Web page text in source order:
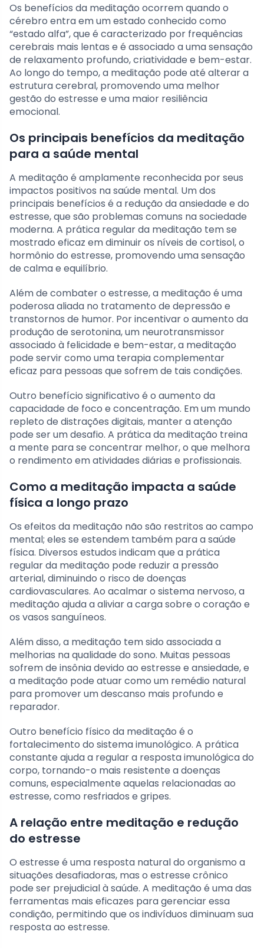
Os benefícios da meditação ocorrem quando o
cérebro entra em um estado conhecido como
“estado alfa”, que é caracterizado por frequências
cerebrais mais lentas e é associado a uma sensação
de relaxamento profundo, criatividade e bem-estar.
Ao longo do tempo, a meditação pode até alterar a
estrutura cerebral, promovendo uma melhor
gestão do estresse e uma maior resiliência
emocional.
Os principais benefícios da meditação
para a saúde mental
A meditação é amplamente reconhecida por seus
impactos positivos na saúde mental. Um dos
principais benefícios é a redução da ansiedade e do
estresse, que são problemas comuns na sociedade
moderna. A prática regular da meditação tem se
mostrado eficaz em diminuir os níveis de cortisol, o
hormônio do estresse, promovendo uma sensação
de calma e equilíbrio.
Além de combater o estresse, a meditação é uma
poderosa aliada no tratamento de depressão e
transtornos de humor. Por incentivar o aumento da
produção de serotonina, um neurotransmissor
associado à felicidade e bem-estar, a meditação
pode servir como uma terapia complementar
eficaz para pessoas que sofrem de tais condições.
Outro benefício significativo é o aumento da
capacidade de foco e concentração. Em um mundo
repleto de distrações digitais, manter a atenção
pode ser um desafio. A prática da meditação treina
a mente para se concentrar melhor, o que melhora
o rendimento em atividades diárias e profissionais.
Como a meditação impacta a saúde
física a longo prazo
Os efeitos da meditação não são restritos ao campo
mental; eles se estendem também para a saúde
física. Diversos estudos indicam que a prática
regular da meditação pode reduzir a pressão
arterial, diminuindo o risco de doenças
cardiovasculares. Ao acalmar o sistema nervoso, a
meditação ajuda a aliviar a carga sobre o coração e
os vasos sanguíneos.
Além disso, a meditação tem sido associada a
melhorias na qualidade do sono. Muitas pessoas
sofrem de insônia devido ao estresse e ansiedade, e
a meditação pode atuar como um remédio natural
para promover um descanso mais profundo e
reparador.
Outro benefício físico da meditação é o
fortalecimento do sistema imunológico. A prática
constante ajuda a regular a resposta imunológica do
corpo, tornando-o mais resistente a doenças
comuns, especialmente aquelas relacionadas ao
estresse, como resfriados e gripes.
A relação entre meditação e redução
do estresse
O estresse é uma resposta natural do organismo a
situações desafiadoras, mas o estresse crônico
pode ser prejudicial à saúde. A meditação é uma das
ferramentas mais eficazes para gerenciar essa
condição, permitindo que os indivíduos diminuam sua
resposta ao estresse.